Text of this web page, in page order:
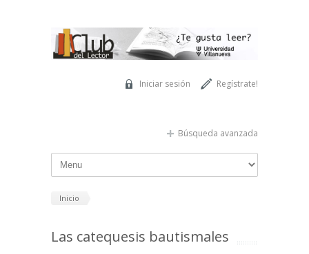
Regístrate!
Iniciar sesión
Búsqueda avanzada
Inicio
Las catequesis bautismales